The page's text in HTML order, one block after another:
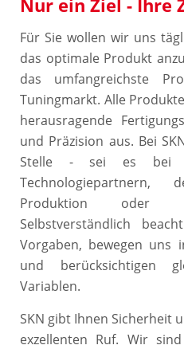
Nur ein Ziel - Ihre
Für Sie wollen wir uns
das optimale Produkt
das umfangreichste
Tuningmarkt. Alle
herausragende
und Präzision aus. Bei
Stelle - sei es bei
Produktion oder
Selbstverständlich
Vorgaben, bewegen uns
und berücksichtigen
Variablen.
SKN gibt Ihnen Sicherheit
exzellenten Ruf. Wir